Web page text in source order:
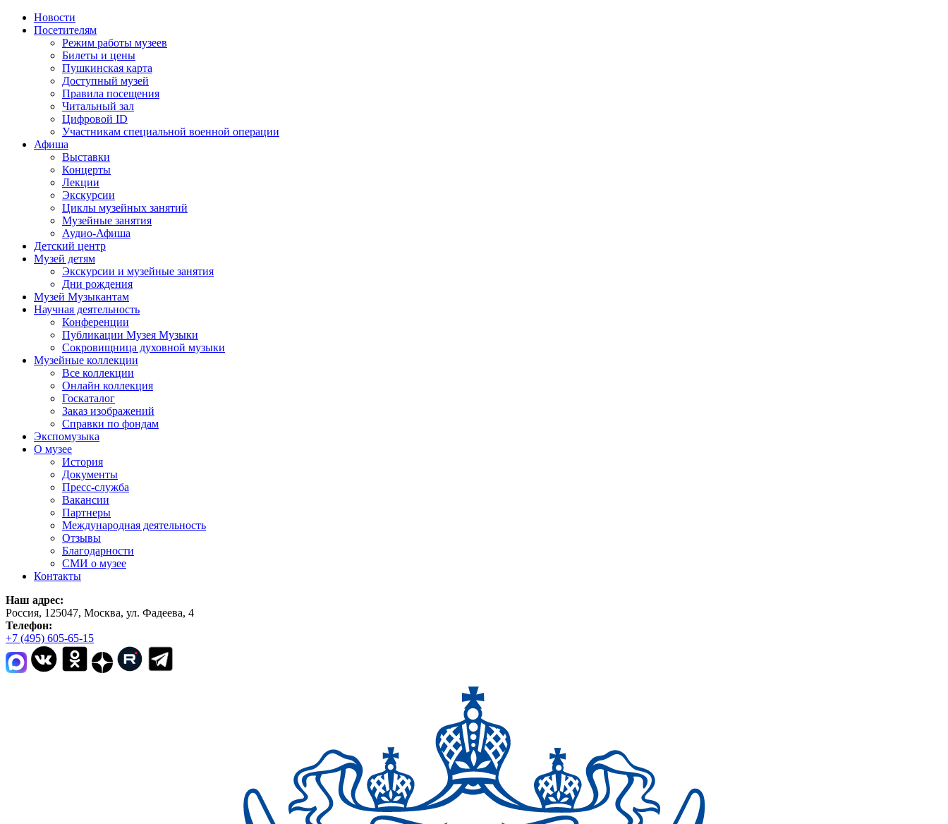
Новости
Посетителям
Режим работы музеев
Билеты и цены
Пушкинская карта
Доступный музей
Правила посещения
Читальный зал
Цифровой ID
Участникам специальной военной операции
Афиша
Выставки
Концерты
Лекции
Экскурсии
Циклы музейных занятий
Музейные занятия
Аудио-Афиша
Детский центр
Музей детям
Экскурсии и музейные занятия
Дни рождения
Музей Музыкантам
Научная деятельность
Конференции
Публикации Музея Музыки
Сокровищница духовной музыки
Музейные коллекции
Все коллекции
Онлайн коллекция
Госкаталог
Заказ изображений
Справки по фондам
Экспомузыка
О музее
История
Документы
Пресс-служба
Вакансии
Партнеры
Международная деятельность
Отзывы
Благодарности
СМИ о музее
Контакты
Наш адрес:
Россия, 125047, Москва, ул. Фадеева, 4
Телефон:
+7 (495) 605-65-15